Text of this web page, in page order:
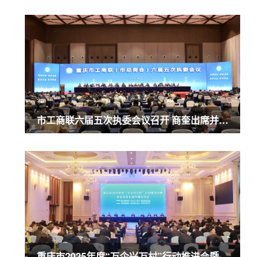
市工商联六届五次执委会议召开 商奎出席并讲话